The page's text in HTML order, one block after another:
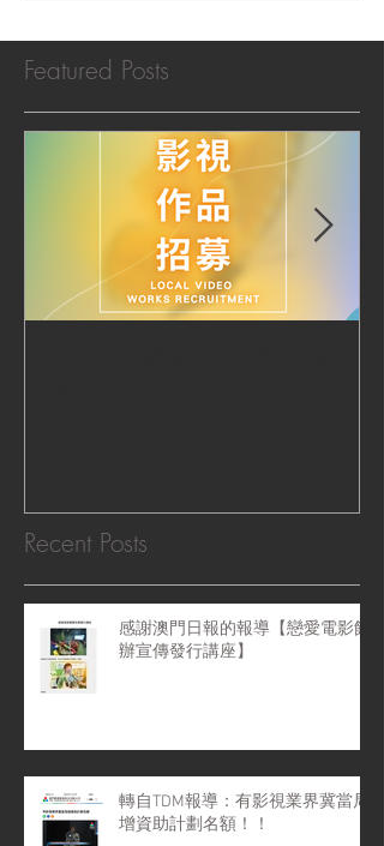
Featured Posts
Recent Posts
感謝澳門日報的報導【戀愛電影館
辦宣傳發行講座】
轉自TDM報導：有影視業界冀當局
增資助計劃名額！！